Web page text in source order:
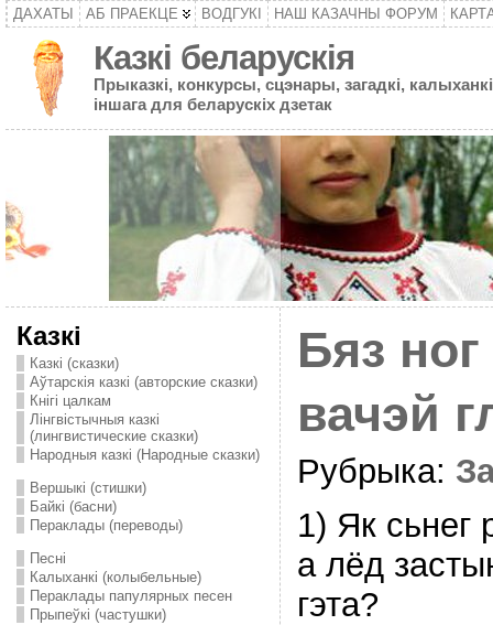
ДАХАТЫ АБ ПРАЕКЦЕ ВОДГУКІ НАШ КАЗАЧНЫ ФОРУМ
Казкі беларускія
Прыказкі, конкурсы, сцэнары, загадкі,
іншага для беларускіх дзетак
Казкі
Казкі (сказки)
Аўтарскія казкі (авторские сказки)
Кнігі цалкам
Лінгвістычныя казкі
(лингвистические сказки)
Народныя казкі (Народные сказки)
Вершыкі (стишки)
Байкі (басни)
Пераклады (переводы)
Песні
Калыханкі (колыбельные)
Пераклады папулярных песен
Прыпеўкі (частушки)
Бяз
вачэй
Рубрыка:
1) Як сьнег
а лёд
гэта?